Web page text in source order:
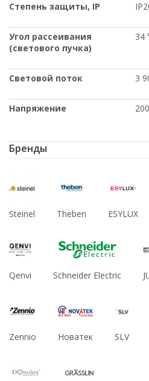
Степень защиты, IP
Угол рассеивания
(светового пучка)
34
Световой поток 3
Напряжение
Бренды
Steinel Theben ESYLUX
Qenvi Schneider Electric
Zennio Новатек SLV